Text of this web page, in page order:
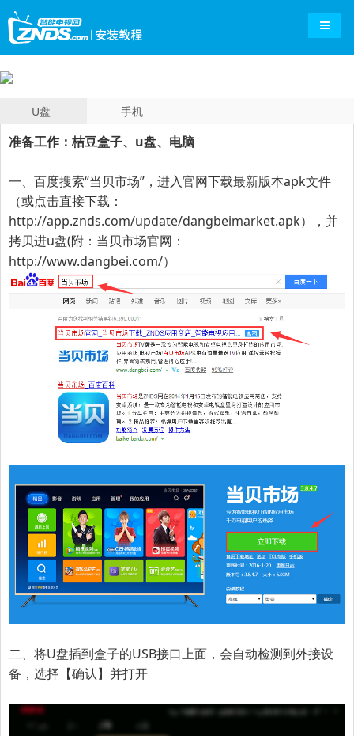
导航
U盘 手机
准备工作：桔豆盒子、u盘、电脑
一、百度搜索“当贝市场”，进入官网下载最新版本apk文件
（或点击直接下载：
http://app.znds.com/update/dangbeimarket.apk），并
拷贝进u盘(附：当贝市场官网：
http://www.dangbei.com/）
二、将U盘插到盒子的USB接口上面，会自动检测到外接设
备，选择【确认】并打开